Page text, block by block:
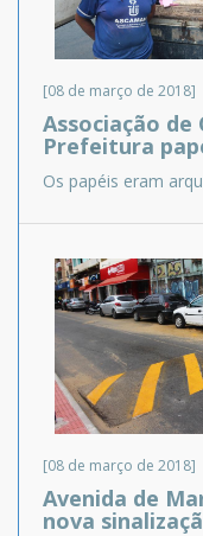
[08 de março de 2018]
Associação de
Prefeitura
Os papéis eram
[08 de março de 2018]
Avenida de
nova